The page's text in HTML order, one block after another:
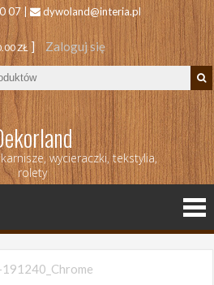
07 | dywoland@interia.pl
ZŁ ] Zaloguj się
wycieraczki, tekstylia,
rolety